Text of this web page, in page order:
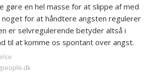
gøre en hel masse for at slippe af med
noget for at håndtere angsten regulerer
er selvregulerende betyder altså i
til at komme os spontant over angst.